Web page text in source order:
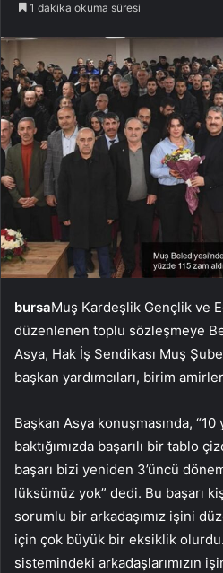
1 dakika okuma süresi
bursaMuş Kardeşlik Gençlik ve
düzenlenen toplu sözleşmeye
Asya, Hak İş Sendikası Muş Şube
başkan yardımcıları, birim
Başkan Asya konuşmasında,
baktığımızda başarılı bir tablo
başarı bizi yeniden 3’üncü
lüksümüz yok” dedi. Bu başarı
sorumlu bir arkadaşımız işini
için çok büyük bir eksiklik
sistemindeki arkadaşlarımızın